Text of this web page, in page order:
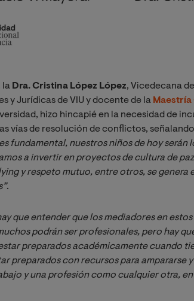
la Dra. Cristina López López, Vicedecana
y Jurídicas de VIU y docente de la Maestría
hizo hincapié en la necesidad de
vías de resolución de conflictos,
fundamental, nuestros niños de hoy serán
a invertir en proyectos de cultura de
y respeto mutuo, entre otros, se genera
.
que entender que los mediadores en
podrán ser profesionales, pero hay
preparados académicamente cuando
preparados con recursos para ampararse
y una profesión como cualquier otra,